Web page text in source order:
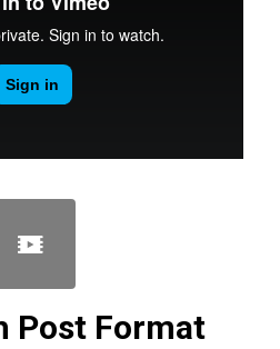
Post Format